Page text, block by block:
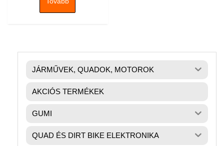
JÁRMŰVEK, QUADOK, MOTOROK
AKCIÓS TERMÉKEK
GUMI
QUAD ÉS DIRT BIKE ELEKTRONIKA